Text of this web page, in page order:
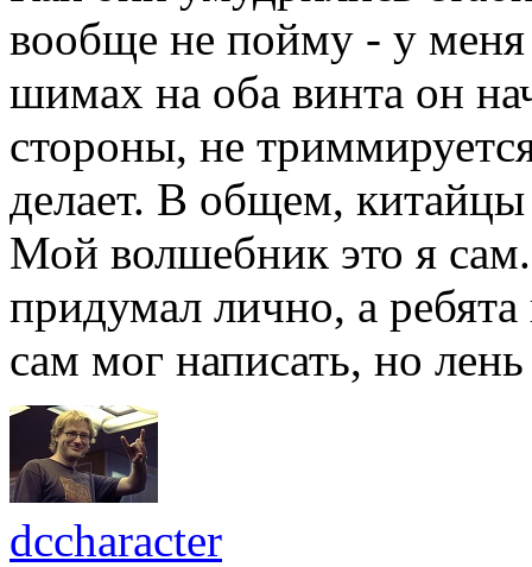
вообще не пойму - у
шимах на оба винта он
стороны, не
делает. В общем,
Мой волшебник это я
придумал лично, а
сам мог написать, но
dccharacter